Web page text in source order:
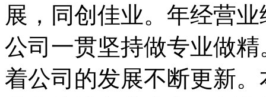
展，同创佳业。年经营
公司一贯坚持做专业做
着公司的发展不断更新